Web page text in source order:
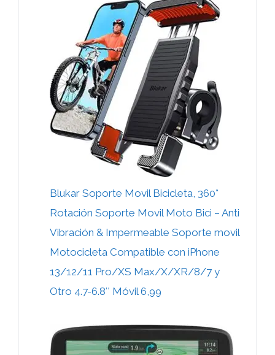
Blukar Soporte Movil Bicicleta, 360°
Rotación Soporte Movil Moto Bici – Anti
Vibración & Impermeable Soporte movil
Motocicleta Compatible con iPhone
13/12/11 Pro/XS Max/X/XR/8/7 y
Otro 4.7-6.8″ Móvil 6,99